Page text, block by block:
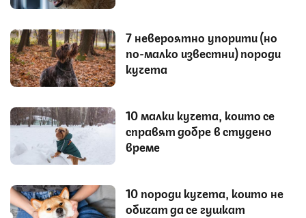
7 невероятно упорити (но
по-малко известни) породи
кучета
10 малки кучета, които се
справят добре в студено
време
10 породи кучета, които не
обичат да се гушкат